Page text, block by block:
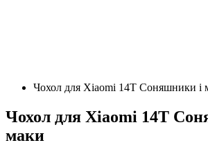
Чохол для Xiaomi 14T Соняшники і
Чохол для Xiaomi 14T
маки